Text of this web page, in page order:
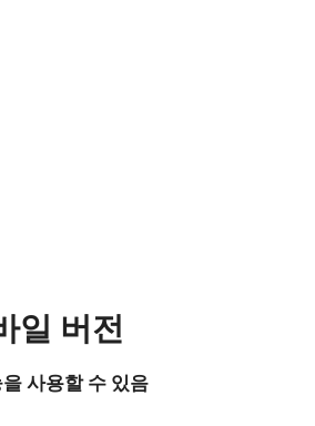
일 버전
사용할 수 있음